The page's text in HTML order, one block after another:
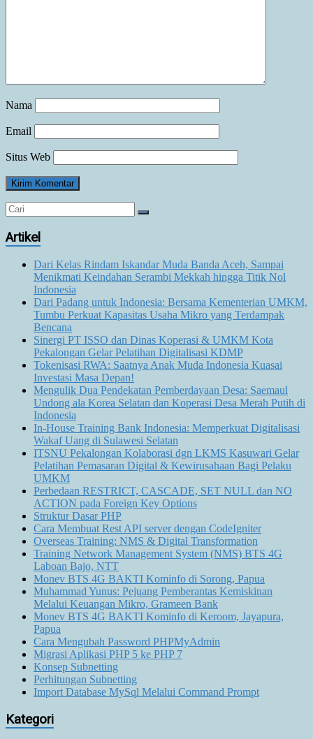
Nama
Email
Situs Web
Artikel
Dari Kelas Rindam Iskandar Muda Banda Aceh, Sampai
Menikmati Keindahan Serambi Mekkah hingga Titik Nol
Indonesia
Dari Padang untuk Indonesia: Bersama Kementerian UMKM,
Tumbu Perkuat Kapasitas Usaha Mikro yang Terdampak
Bencana
Sinergi PT ISSO dan Dinas Koperasi & UMKM Kota
Pekalongan Gelar Pelatihan Digitalisasi KDMP
Tokenisasi RWA: Saatnya Anak Muda Indonesia Kuasai
Investasi Masa Depan!
Mengulik Dua Pendekatan Pemberdayaan Desa: Saemaul
Undong ala Korea Selatan dan Koperasi Desa Merah Putih di
Indonesia
In-House Training Bank Indonesia: Memperkuat Digitalisasi
Wakaf Uang di Sulawesi Selatan
ITSNU Pekalongan Kolaborasi dgn LKMS Kasuwari Gelar
Pelatihan Pemasaran Digital & Kewirusahaan Bagi Pelaku
UMKM
Perbedaan RESTRICT, CASCADE, SET NULL dan NO
ACTION pada Foreign Key Options
Struktur Dasar PHP
Cara Membuat Rest API server dengan CodeIgniter
Overseas Training: NMS & Digital Transformation
Training Network Management System (NMS) BTS 4G
Laboan Bajo, NTT
Monev BTS 4G BAKTI Kominfo di Sorong, Papua
Muhammad Yunus: Pejuang Pemberantas Kemiskinan
Melalui Keuangan Mikro, Grameen Bank
Monev BTS 4G BAKTI Kominfo di Keroom, Jayapura,
Papua
Cara Mengubah Password PHPMyAdmin
Migrasi Aplikasi PHP 5 ke PHP 7
Konsep Subnetting
Perhitungan Subnetting
Import Database MySql Melalui Command Prompt
Kategori